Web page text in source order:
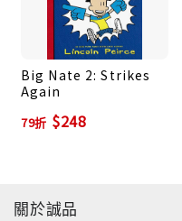
Big Nate 2: Strikes
Again
79折 $248
關於誠品